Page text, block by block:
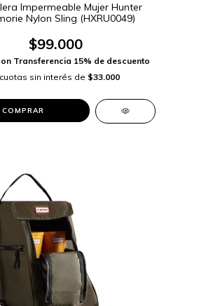
Impermeable Mujer Hunter
Nylon Sling (HXRU0049)
$99.000
Transferencia 15% de descuento
cuotas sin interés de $33.000
COMPRAR